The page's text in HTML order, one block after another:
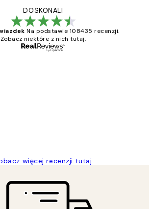
DOSKONALI
Na podstawie 108435 recenzji.
Zobacz niektóre z nich tutaj.
więcej recenzji tutaj